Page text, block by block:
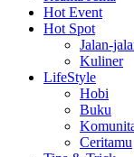
Hot Event
Hot Spot
Jalan-
Kuliner
LifeStyle
Hobi
Buku
Ceritamu